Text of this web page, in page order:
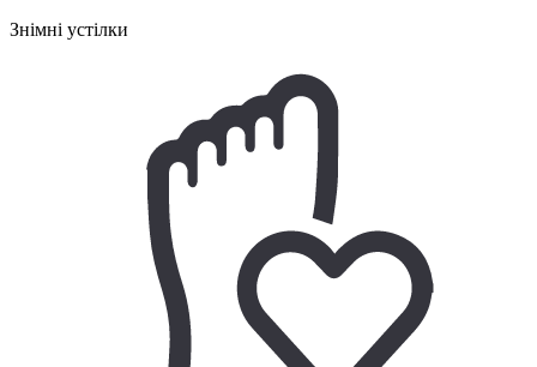
Знімні устілки